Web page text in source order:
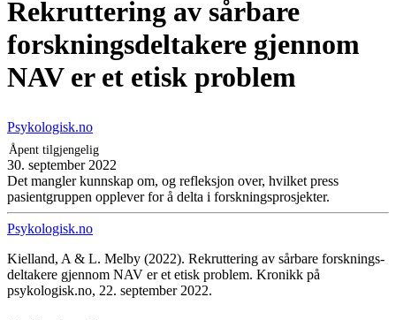
Rekruttering av sårbare
forsknings­deltakere gjennom
NAV er et etisk problem
Psykologisk.no
Åpent tilgjengelig
30. september 2022
Det mangler kunnskap om, og refleksjon over, hvilket press
pasientgruppen opplever for å delta i forskningsprosjekter.
Psykologisk.no
Kielland, A & L. Melby (2022). Rekruttering av sårbare forsknings­
deltakere gjennom NAV er et etisk problem. Kronikk på
psykologisk.no, 22. september 2022.